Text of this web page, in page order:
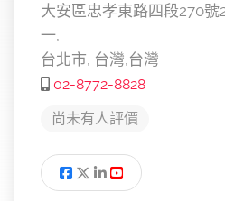
大安區忠孝東路四段270號
一,
台北市, 台灣,台灣
02-8772-8828
尚未有人評價